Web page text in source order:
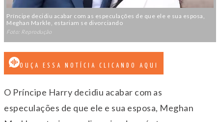
Príncipe decidiu acabar com as especulações de que ele e sua esposa,
Meghan Markle, estariam se divorciando
Foto: Reprodução
OUÇA ESSA NOTÍCIA CLICANDO AQUI
O Príncipe Harry decidiu acabar com as
especulações de que ele e sua esposa, Meghan